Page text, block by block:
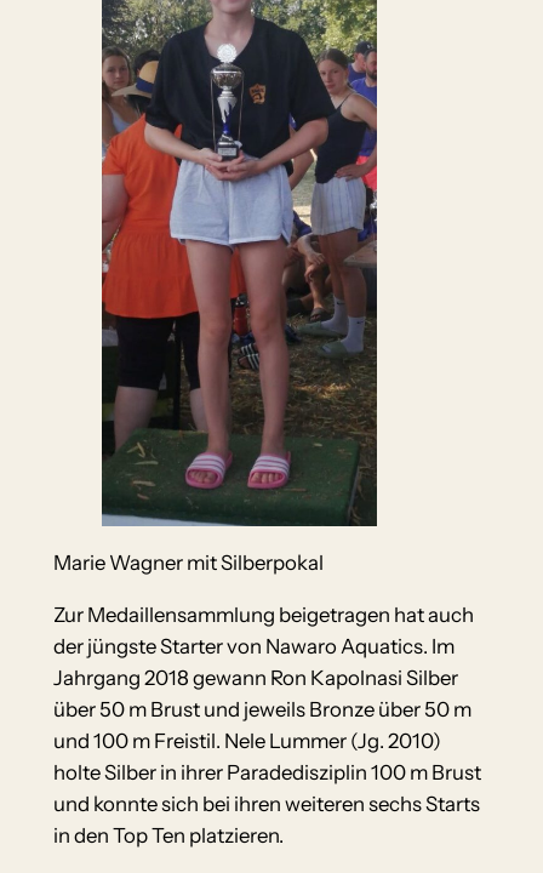
Marie Wagner mit Silberpokal
Zur Medaillensammlung beigetragen hat auch
der jüngste Starter von Nawaro Aquatics. Im
Jahrgang 2018 gewann Ron Kapolnasi Silber
über 50 m Brust und jeweils Bronze über 50 m
und 100 m Freistil. Nele Lummer (Jg. 2010)
holte Silber in ihrer Paradedisziplin 100 m Brust
und konnte sich bei ihren weiteren sechs Starts
in den Top Ten platzieren.